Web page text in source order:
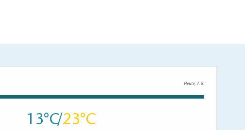
Kantholz gesäumt (erste Stufe) und je nach
Heute, 7. 8.
13 23